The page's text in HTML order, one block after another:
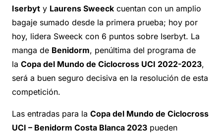
Iserbyt y Laurens Sweeck cuentan con un amplio
bagaje sumado desde la primera prueba; hoy por
hoy, lidera Sweeck con 6 puntos sobre Iserbyt. La
manga de Benidorm, penúltima del programa de
la Copa del Mundo de Ciclocross UCI 2022-2023,
será a buen seguro decisiva en la resolución de esta
competición.
Las entradas para la Copa del Mundo de Ciclocross
UCI – Benidorm Costa Blanca 2023 pueden